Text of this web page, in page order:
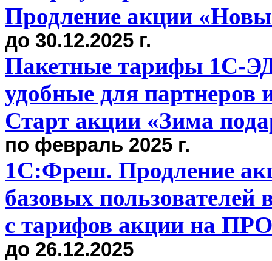
Продление акции
до 30.12.2025 г.
Пакетные тарифы 1С-
удобные для партнеров
Старт акции «Зима
по февраль 2025 г.
1С:Фреш. Продление
базовых
с тарифов акции на
до 26.12.2025